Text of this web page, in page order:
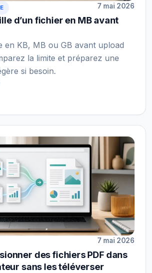
7 mai 2026
d’un fichier en MB avant
en KB, MB ou GB avant upload
la limite et préparez une
si besoin.
7 mai 2026
des fichiers PDF dans
sans les téléverser